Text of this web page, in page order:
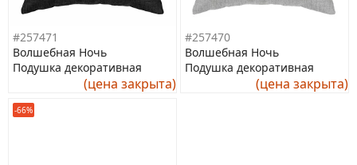
#257471
Волшебная Ночь
Подушка декоративная
(цена закрыта)
#257470
Волшебная Ночь
Подушка декоративная
(цена закрыта)
-66%